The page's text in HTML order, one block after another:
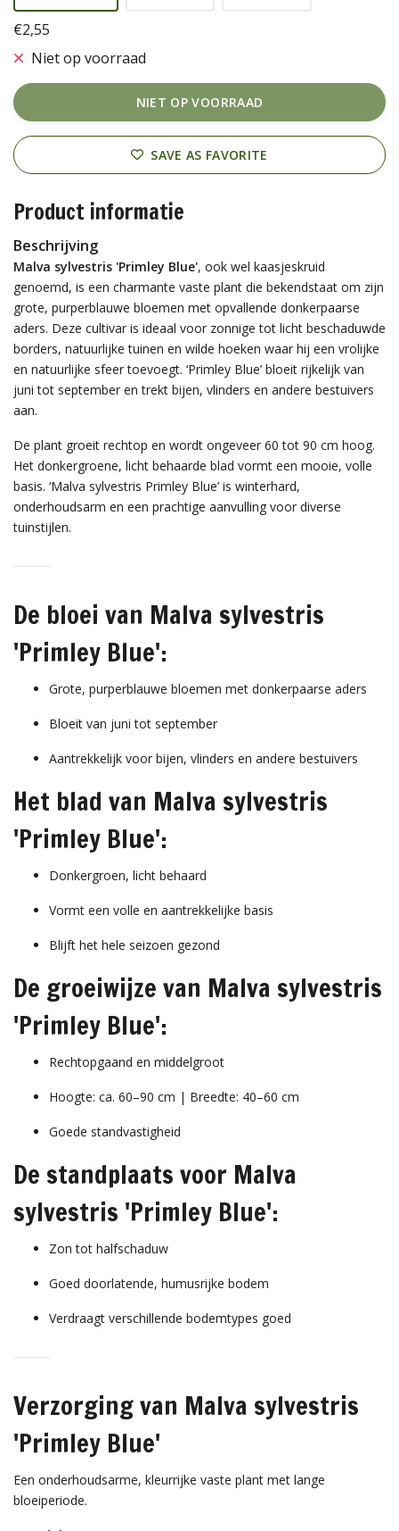
€2,55
Niet op voorraad
NIET OP VOORRAAD
SAVE AS FAVORITE
Product informatie
Beschrijving
Malva sylvestris 'Primley Blue', ook wel kaasjeskruid
genoemd, is een charmante vaste plant die bekendstaat om zijn
grote, purperblauwe bloemen met opvallende donkerpaarse
aders. Deze cultivar is ideaal voor zonnige tot licht beschaduwde
borders, natuurlijke tuinen en wilde hoeken waar hij een vrolijke
en natuurlijke sfeer toevoegt. ‘Primley Blue’ bloeit rijkelijk van
juni tot september en trekt bijen, vlinders en andere bestuivers
aan.
De plant groeit rechtop en wordt ongeveer 60 tot 90 cm hoog.
Het donkergroene, licht behaarde blad vormt een mooie, volle
basis. ‘Malva sylvestris Primley Blue’ is winterhard,
onderhoudsarm en een prachtige aanvulling voor diverse
tuinstijlen.
De bloei van Malva sylvestris
'Primley Blue':
Grote, purperblauwe bloemen met donkerpaarse aders
Bloeit van juni tot september
Aantrekkelijk voor bijen, vlinders en andere bestuivers
Het blad van Malva sylvestris
'Primley Blue':
Donkergroen, licht behaard
Vormt een volle en aantrekkelijke basis
Blijft het hele seizoen gezond
De groeiwijze van Malva sylvestris
'Primley Blue':
Rechtopgaand en middelgroot
Hoogte: ca. 60–90 cm | Breedte: 40–60 cm
Goede standvastigheid
De standplaats voor Malva
sylvestris 'Primley Blue':
Zon tot halfschaduw
Goed doorlatende, humusrijke bodem
Verdraagt verschillende bodemtypes goed
Verzorging van Malva sylvestris
'Primley Blue'
Een onderhoudsarme, kleurrijke vaste plant met lange
bloeiperiode.